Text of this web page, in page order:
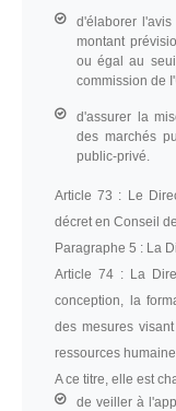
d'élaborer
montant
ou égal au
commission de
d'assurer la
des marchés
public-privé.
Article 73 : Le
décret en Conseil
Paragraphe 5 : La
Article 74 :La
conception, la
des mesures
ressources
A ce titre, elle est
de veiller à